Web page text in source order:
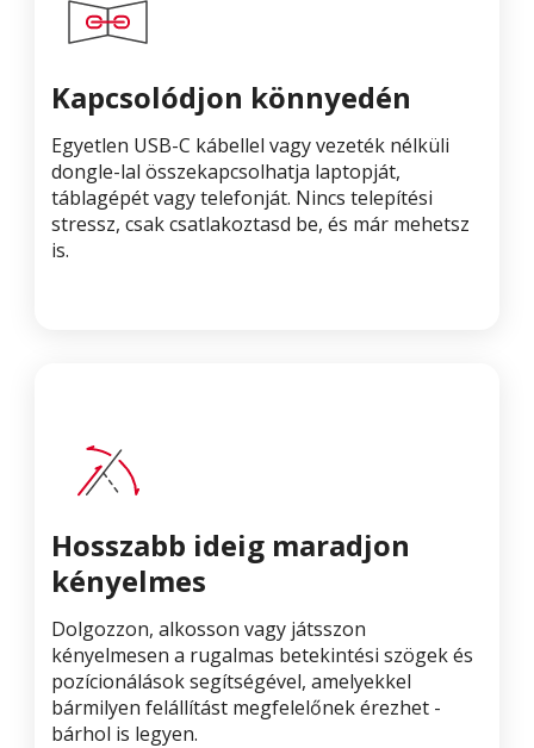
Kapcsolódjon könnyedén
Egyetlen USB-C kábellel vagy vezeték nélküli
dongle-lal összekapcsolhatja laptopját,
táblagépét vagy telefonját. Nincs telepítési
stressz, csak csatlakoztasd be, és már mehetsz
is.
Hosszabb ideig maradjon
kényelmes
Dolgozzon, alkosson vagy játsszon
kényelmesen a rugalmas betekintési szögek és
pozícionálások segítségével, amelyekkel
bármilyen felállítást megfelelőnek érezhet -
bárhol is legyen.